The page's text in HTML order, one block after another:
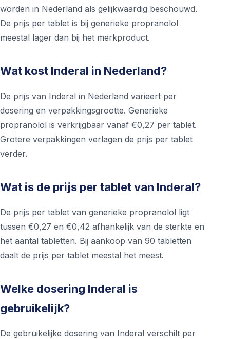
worden in Nederland als gelijkwaardig beschouwd.
De prijs per tablet is bij generieke propranolol
meestal lager dan bij het merkproduct.
Wat kost Inderal in Nederland?
De prijs van Inderal in Nederland varieert per
dosering en verpakkingsgrootte. Generieke
propranolol is verkrijgbaar vanaf €0,27 per tablet.
Grotere verpakkingen verlagen de prijs per tablet
verder.
Wat is de prijs per tablet van Inderal?
De prijs per tablet van generieke propranolol ligt
tussen €0,27 en €0,42 afhankelijk van de sterkte en
het aantal tabletten. Bij aankoop van 90 tabletten
daalt de prijs per tablet meestal het meest.
Welke dosering Inderal is
gebruikelijk?
De gebruikelijke dosering van Inderal verschilt per